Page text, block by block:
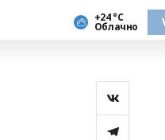
+24 °С
Облачно